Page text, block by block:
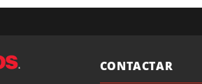
CONTACTAR